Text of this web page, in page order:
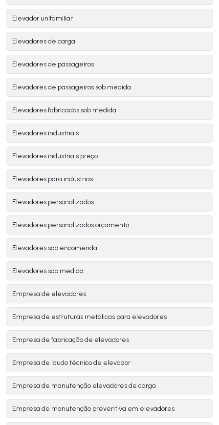
Elevador unifamiliar
Elevadores de carga
Elevadores de passageiros
Elevadores de passageiros sob medida
Elevadores fabricados sob medida
Elevadores industriais
Elevadores industriais preço
Elevadores para indústrias
Elevadores personalizados
Elevadores personalizados orçamento
Elevadores sob encomenda
Elevadores sob medida
Empresa de elevadores
Empresa de estruturas metálicas para elevadores
Empresa de fabricação de elevadores
Empresa de laudo técnico de elevador
Empresa de manutenção elevadores de carga
Empresa de manutenção preventiva em elevadores